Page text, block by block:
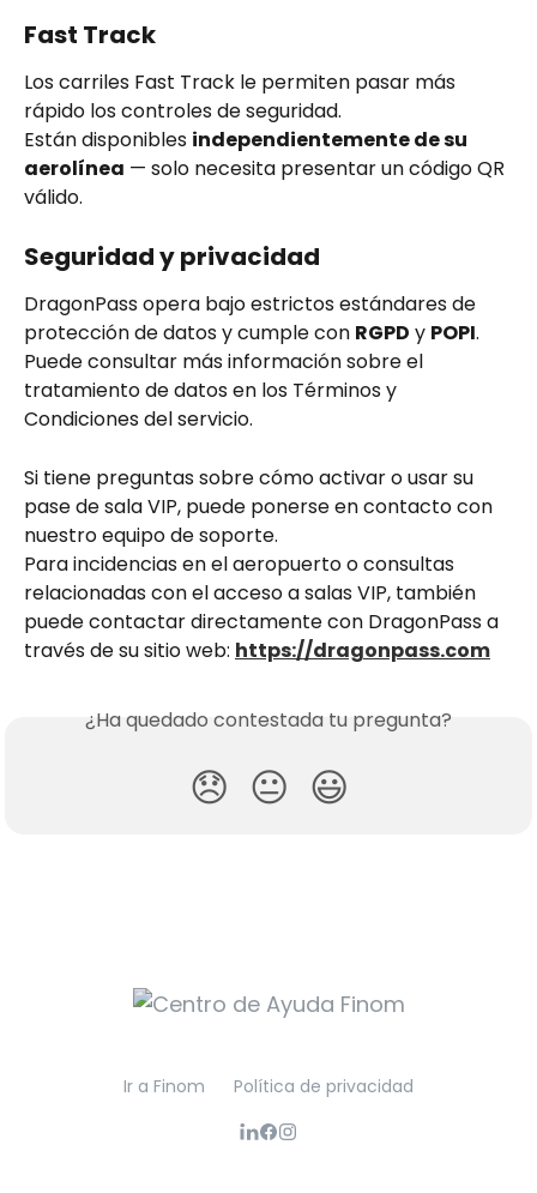
Fast Track
Los carriles Fast Track le permiten pasar más
rápido los controles de seguridad.
Están disponibles independientemente de su
aerolínea — solo necesita presentar un código QR
válido.
Seguridad y privacidad
DragonPass opera bajo estrictos estándares de
protección de datos y cumple con RGPD y POPI.
Puede consultar más información sobre el
tratamiento de datos en los Términos y
Condiciones del servicio.
Si tiene preguntas sobre cómo activar o usar su
pase de sala VIP, puede ponerse en contacto con
nuestro equipo de soporte.
Para incidencias en el aeropuerto o consultas
relacionadas con el acceso a salas VIP, también
puede contactar directamente con DragonPass a
través de su sitio web: https://dragonpass.com
¿Ha quedado contestada tu pregunta?
😞 😐 😃
Ir a Finom Política de privacidad